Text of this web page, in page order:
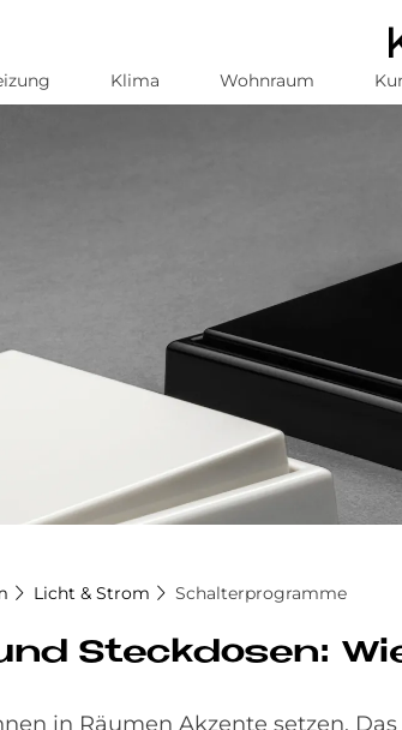
Klima Wohnraum
Licht & Strom Schalterprogramme
Steck­do­sen:
in Räumen Akzente setzen.